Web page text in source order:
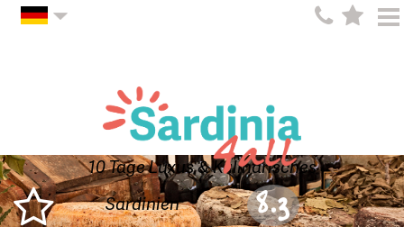
10 Tage Luxus & Kulinarisches
Sardinien
8.3